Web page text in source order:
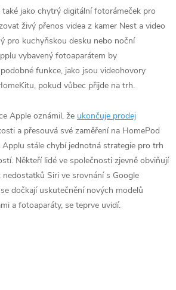
jako chytrý digitální fotorámeček pro
živý přenos videa z kamer Nest a video
pro kuchyňskou desku nebo noční
vybavený fotoaparátem by
funkce, jako jsou videohovory
pokud vůbec přijde na trh.
Apple oznámil, že ukončuje prodej
a přesouvá své zaměření na HomePod
Applu stále chybí jednotná strategie pro trh
Někteří lidé ve společnosti zjevně obviňují
Siri ve srovnání s Google
dočkají uskutečnění nových modelů
a fotoaparáty, se teprve uvidí.